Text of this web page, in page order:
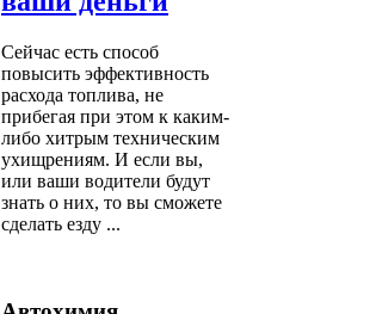
Сейчас есть способ
повысить эффективность
расхода топлива, не
прибегая при этом к каким-
либо хитрым техническим
ухищрениям. И если вы,
или ваши водители будут
знать о них, то вы сможете
сделать езду ...